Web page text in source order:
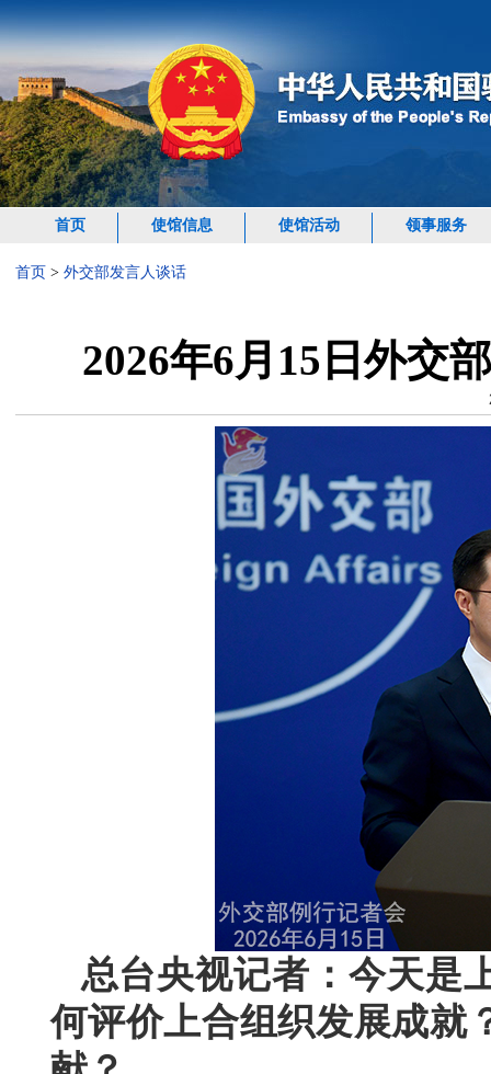
首页 使馆信息 使馆活动 领事服务
首页 > 外交部发言人谈话
2026年6月15日外交
总台央视记者：今天是
何评价上合组织发展成就